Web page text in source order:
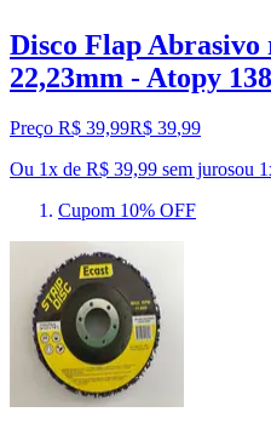
Disco Flap Abrasivo
22,23mm - Atopy
Preço R$ 39,99R$ 39,99
Ou 1x de R$ 39,99 sem jurosou 1
Cupom 10% OFF